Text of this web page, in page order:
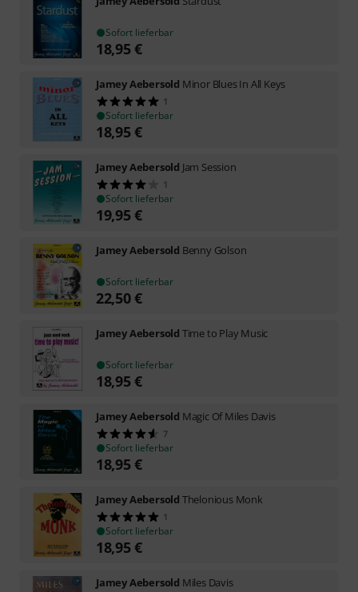
Sofort lieferbar
18,95€
Jamey Aebersold Minor Blues In All Keys
1
Sofort lieferbar
18,95€
Jamey Aebersold Jam Session
1
Sofort lieferbar
19,95€
Jamey Aebersold Benny Golson
Sofort lieferbar
22,50€
Jamey Aebersold Time to Play Music
Sofort lieferbar
18,95€
Jamey Aebersold Magic Of Miles Davis
7
Sofort lieferbar
18,95€
Jamey Aebersold Thelonious Monk
1
Sofort lieferbar
18,95€
Jamey Aebersold Miles Davis